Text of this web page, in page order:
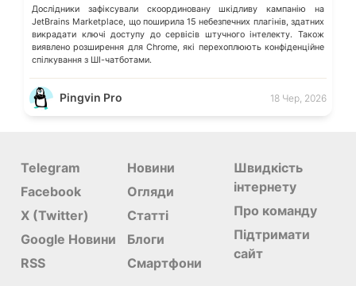
Дослідники зафіксували скоординовану шкідливу кампанію на
JetBrains Marketplace, що поширила 15 небезпечних плагінів, здатних
викрадати ключі доступу до сервісів штучного інтелекту. Також
виявлено розширення для Chrome, які перехоплюють конфіденційне
спілкування з ШІ-чатботами.
Pingvin Pro 18 Чер, 2026
Telegram
Facebook
X (Twitter)
Google Новини
RSS
Новини
Огляди
Статті
Блоги
Смартфони
Швидкість
інтернету
Про команду
Підтримати
сайт